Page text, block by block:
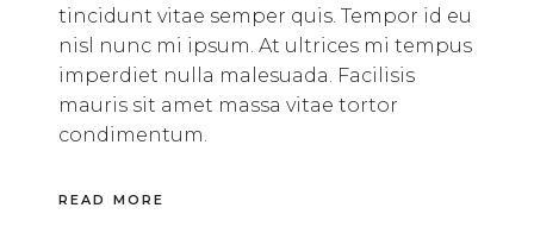
tincidunt vitae semper quis. Tempor id eu
nisl nunc mi ipsum. At ultrices mi tempus
imperdiet nulla malesuada. Facilisis
mauris sit amet massa vitae tortor
condimentum.
READ MORE